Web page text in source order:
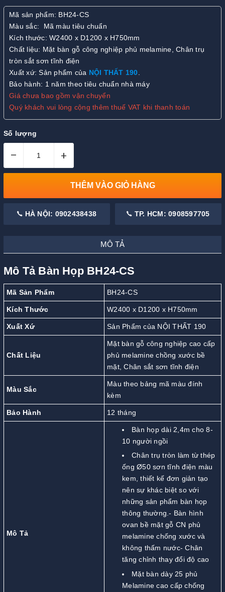
Mã sản phẩm: BH24-CS
Màu sắc: Mã màu tiêu chuẩn
Kích thước: W2400 x D1200 x H750mm
Chất liệu: Mặt bàn gỗ công nghiệp phủ melamine, Chân trụ
tròn sắt sơn tĩnh điện
Xuất xứ: Sản phẩm của NỘI THẤT 190.
Bảo hành: 1 năm theo tiêu chuẩn nhà máy
Giá chưa bao gồm vận chuyển
Quý khách vui lòng cộng thêm thuế VAT khi thanh toán
Số lượng
– +
THÊM VÀO GIỎ HÀNG
HÀ NỘI: 0902438438 TP. HCM: 0908597705
MÔ TẢ
Mô Tả Bàn Họp BH24-CS
Mã Sản Phẩm BH24-CS
Kích Thước W2400 x D1200 x H750mm
Xuất Xứ Sản Phẩm của NỘI THẤT 190
Chất Liệu
Mặt bàn gỗ công nghiệp cao cấp
phủ melamine chồng xước bề
mặt, Chân sắt sơn tĩnh điện
Màu Sắc
Màu theo bảng mã màu đính
kèm
Bảo Hành 12 tháng
Mô Tả
Bàn họp dài 2,4m cho 8-
10 người ngồi
Chân trụ tròn làm từ thép
ống Ø50 sơn tĩnh điện màu
kem, thiết kế đơn giản tạo
nên sự khác biệt so với
những sản phẩm bàn họp
thông thường.- Bàn hình
ovan bề mặt gỗ CN phủ
melamine chống xước và
không thấm nước- Chân
tăng chỉnh thay đổi độ cao
Mặt bàn dày 25 phủ
Melamine cao cấp chống